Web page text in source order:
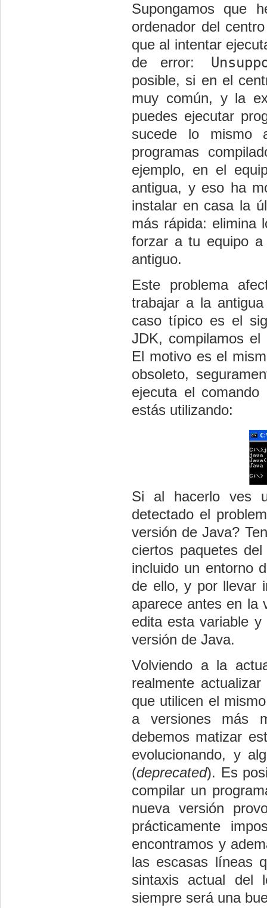
Supongamos que
ordenador del
que al intentar
de error:
posible, si en el
muy común, y la
puedes ejecutar
sucede lo mismo
programas
ejemplo, en el
antigua, y eso ha
instalar en casa la
más rápida: elimina
forzar a tu equipo a
antiguo.
Este problema
trabajar a la
caso típico es el
JDK, compilamos el
El motivo es el
obsoleto,
ejecuta el comando
estás utilizando:
Si al hacerlo ves
detectado el
versión de Java?
ciertos paquetes
incluido un entorno
de ello, y por llevar
aparece antes en la
edita esta variable
versión de Java.
Volviendo a la
realmente
que utilicen el
a versiones más
debemos matizar
evolucionando, y
(deprecated). Es
compilar un
nueva versión
prácticamente
encontramos y
las escasas líneas
sintaxis actual del
siempre será una